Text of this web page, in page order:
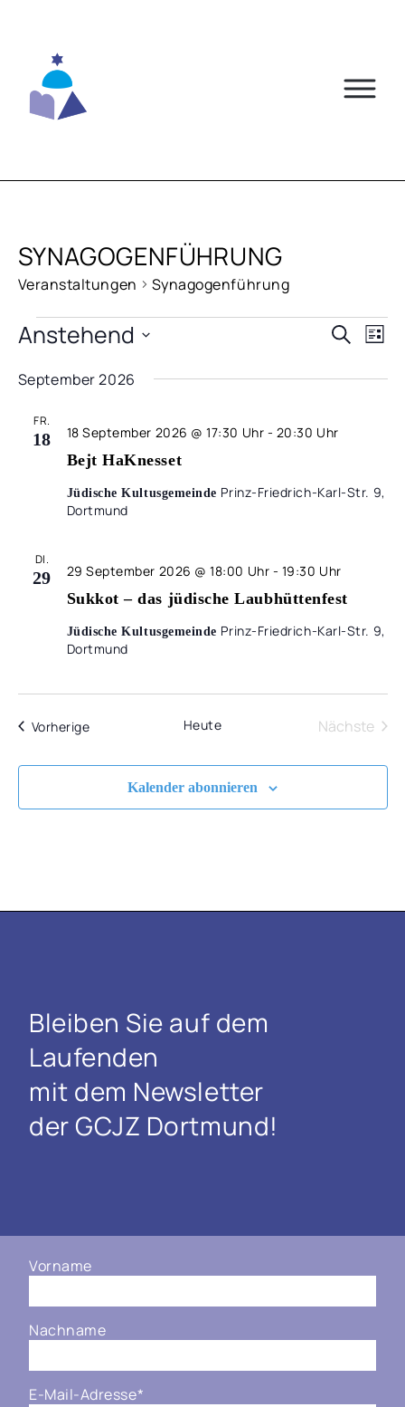
content
SYNAGOGENFÜHRUNG
Veranstaltungen Synagogenführung
VERANSTALTUNGEN Suche
Liste
Anstehend
wählen.
September 2026
FR.
18
Bejt HaKnesset
18 September 2026 @ 17:30 Uhr - 20:30 Uhr
Jüdische Kultusgemeinde Prinz-Friedrich-Karl-Str. 9,
Dortmund
DI.
29
Sukkot – das jüdische Laubhüttenfest
29 September 2026 @ 18:00 Uhr - 19:30 Uhr
Jüdische Kultusgemeinde Prinz-Friedrich-Karl-Str. 9,
Dortmund
VorherigeVeranstaltungenHeute
Nächste
Kalender abonnieren
Bleiben Sie auf dem
Laufenden
mit dem Newsletter
der GCJZ Dortmund!
Vorname
Nachname
E-Mail-Adresse*